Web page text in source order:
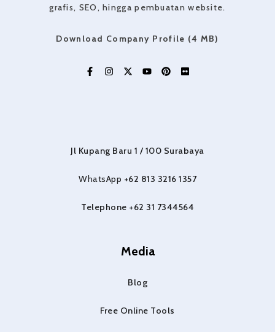
grafis, SEO, hingga pembuatan website.
Download Company Profile (4 MB)
Jl Kupang Baru 1 / 100 Surabaya
WhatsApp +62 813 3216 1357
Telephone +62 31 7344564
Media
Blog
Free Online Tools